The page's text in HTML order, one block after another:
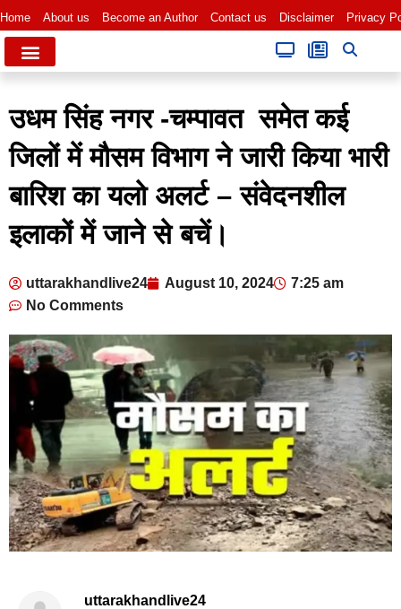
Home About us Become an Author Contact us Disclaimer Privacy
उधम सिंह नगर -चम्पावत समेत कई
जिलों में मौसम विभाग ने जारी किया भारी
बारिश का यलो अलर्ट – संवेदनशील
इलाकों में जाने से बचें।
uttarakhandlive24 August 10, 2024
7:25 am
No Comments
uttarakhandlive24